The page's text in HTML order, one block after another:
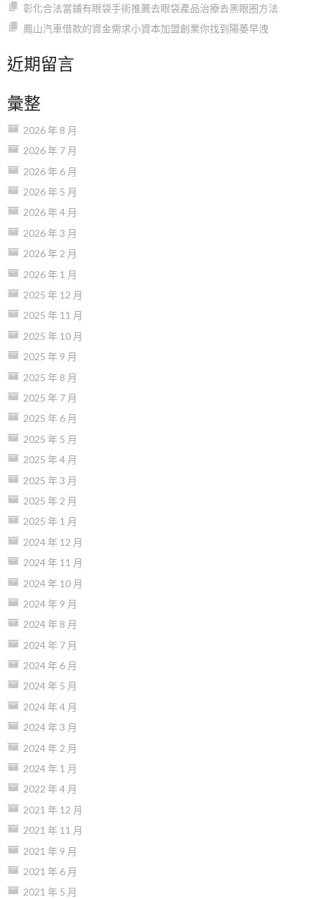
彰化合法當鋪有眼袋手術推薦去眼袋產品治療去黑眼圈方法
鳳山汽車借款的資金需求小資本加盟創業你找到陽萎早洩
近期留言
彙整
2026 年 8 月
2026 年 7 月
2026 年 6 月
2026 年 5 月
2026 年 4 月
2026 年 3 月
2026 年 2 月
2026 年 1 月
2025 年 12 月
2025 年 11 月
2025 年 10 月
2025 年 9 月
2025 年 8 月
2025 年 7 月
2025 年 6 月
2025 年 5 月
2025 年 4 月
2025 年 3 月
2025 年 2 月
2025 年 1 月
2024 年 12 月
2024 年 11 月
2024 年 10 月
2024 年 9 月
2024 年 8 月
2024 年 7 月
2024 年 6 月
2024 年 5 月
2024 年 4 月
2024 年 3 月
2024 年 2 月
2024 年 1 月
2022 年 4 月
2021 年 12 月
2021 年 11 月
2021 年 9 月
2021 年 6 月
2021 年 5 月